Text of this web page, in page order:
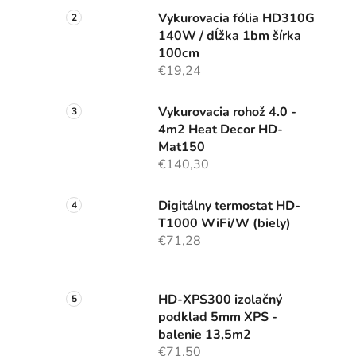
l
Vykurovacia fólia HD310G
140W / dĺžka 1bm šírka
100cm
€19,24
Vykurovacia rohož 4.0 -
4m2 Heat Decor HD-
Mat150
€140,30
Digitálny termostat HD-
T1000 WiFi/W (biely)
€71,28
HD-XPS300 izolačný
podklad 5mm XPS -
balenie 13,5m2
€71,50